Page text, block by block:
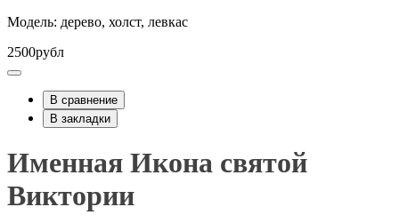
Модель: дерево, холст, левкас
2500рубл
В сравнение
В закладки
Именная Икона святой
Виктории